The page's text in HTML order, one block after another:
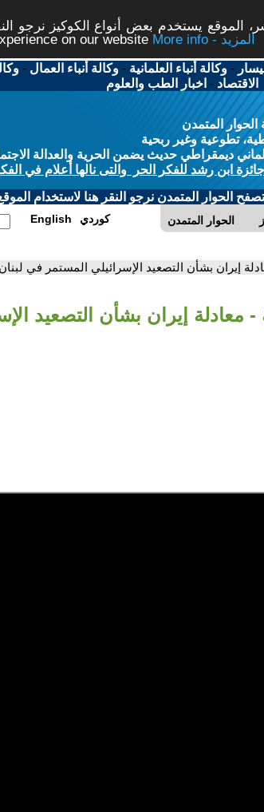
الموقع يستخدم بعض أنواع الكوكيز نرجو
on our website
More info - المزيد
-وكالة أنباء العلمانية -وكالة أنباء العمال -
الاقتصاد - اخبار الطب والعلوم
المتمدن
تطوعية وغير ربحية
ديمقراطي حديث يضمن الحرية والعدالة
ابن رشد للفكر الحر والتى نالها أعلام في
الحوار المتمدن نرجو النقر هنا لاستخدام
الحوار المتمدن English كوردي
إيران بشأن التصعيد الإسرائيلي المستمر في لبنان
معادلة إيران بشأن التصعيد